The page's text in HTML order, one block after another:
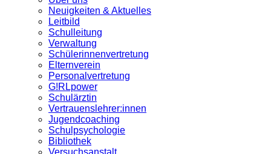
Neuigkeiten & Aktuelles
Leitbild
Schulleitung
Verwaltung
Schülerinnenvertretung
Elternverein
Personalvertretung
G!RLpower
Schulärztin
Vertrauenslehrer:innen
Jugendcoaching
Schulpsychologie
Bibliothek
Versuchsanstalt